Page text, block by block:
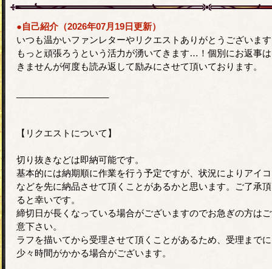
●自己紹介（2026年07月19日更新）
いつも温かいファンレターやリクエストありがとうございま
もっと頑張ろうという活力が湧いてきます…！個別にお返事
きませんが何度も読み返して励みにさせて頂いております。
【リクエストについて】
切り抜きなどは即納可能です。
基本的には納期順に作業を行う予定ですが、状況によりアイ
などを先に納品させて頂くことがあるかと思います。ご了承
ると幸いです。
締切日が長くなっている場合がございますのでお急ぎの方は
意下さい。
ラフを描いてから受理させて頂くことがあるため、受理までに
少々時間がかかる場合がございます。